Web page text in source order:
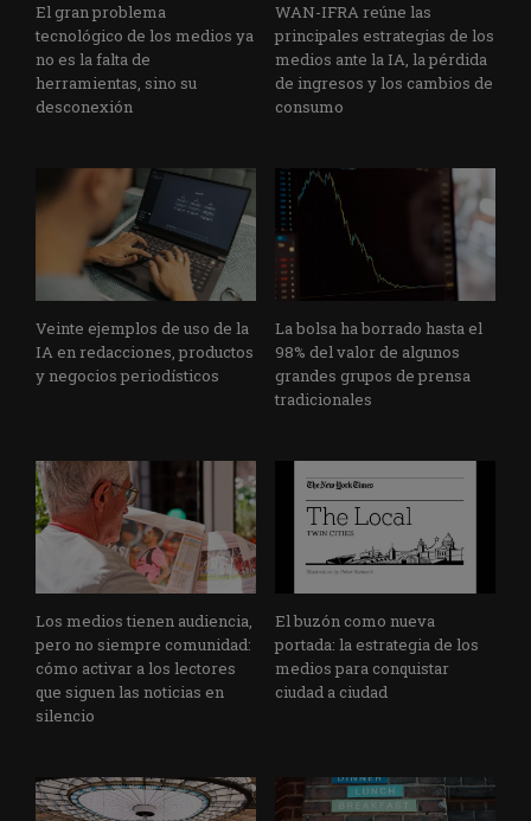
El gran problema
tecnológico de los medios ya
no es la falta de
herramientas, sino su
desconexión
WAN-IFRA reúne las
principales estrategias de los
medios ante la IA, la pérdida
de ingresos y los cambios de
consumo
Veinte ejemplos de uso de la
IA en redacciones, productos
y negocios periodísticos
La bolsa ha borrado hasta el
98% del valor de algunos
grandes grupos de prensa
tradicionales
Los medios tienen audiencia,
pero no siempre comunidad:
cómo activar a los lectores
que siguen las noticias en
silencio
El buzón como nueva
portada: la estrategia de los
medios para conquistar
ciudad a ciudad